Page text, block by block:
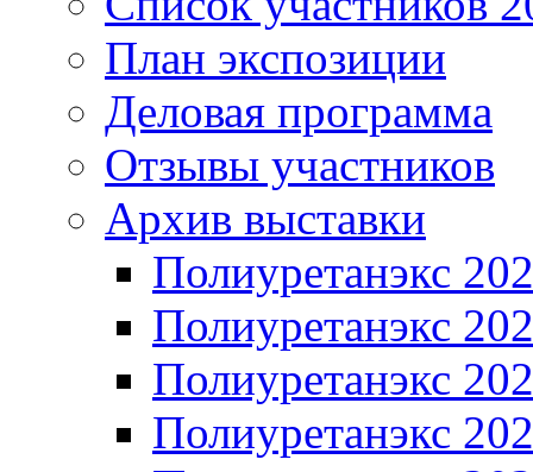
План экспозиции
Деловая программа
Отзывы участников
Архив выставки
Полиуретанэкс
Полиуретанэкс
Полиуретанэкс
Полиуретанэкс